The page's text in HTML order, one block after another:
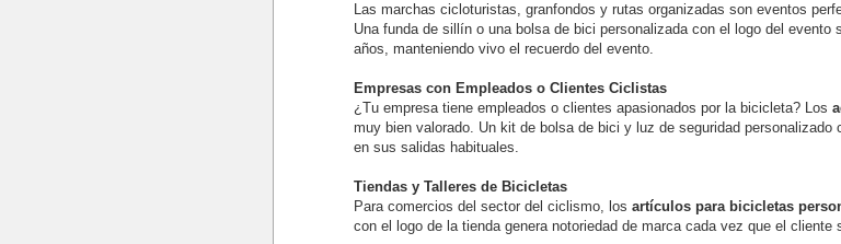
Las marchas cicloturistas, granfondos y rutas organizadas son eventos
Una funda de sillín o una bolsa de bici personalizada con el logo del
años, manteniendo vivo el recuerdo del evento.
Empresas con Empleados o Clientes Ciclistas
¿Tu empresa tiene empleados o clientes apasionados por la bicicleta? Los
muy bien valorado. Un kit de bolsa de bici y luz de seguridad
en sus salidas habituales.
Tiendas y Talleres de Bicicletas
Para comercios del sector del ciclismo, los artículos para bicicletas
con el logo de la tienda genera notoriedad de marca cada vez que el